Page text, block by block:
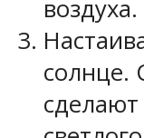
воздуха.
солнце.
сделают